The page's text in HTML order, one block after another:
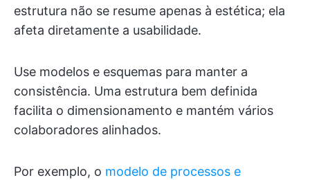
estrutura não se resume apenas à estética; ela
afeta diretamente a usabilidade.
Use modelos e esquemas para manter a
consistência. Uma estrutura bem definida
facilita o dimensionamento e mantém vários
colaboradores alinhados.
Por exemplo, o modelo de processos e